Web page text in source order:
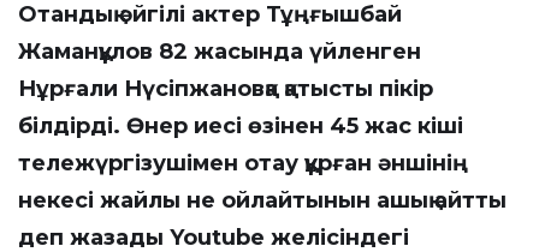
Отандық әйгілі актер Тұңғышбай
Жаманқұлов 82 жасында үйленген
Нұрғали Нүсіпжановқа қатысты пікір
білдірді. Өнер иесі өзінен 45 жас кіші
тележүргізушімен отау құрған әншінің
некесі жайлы не ойлайтынын ашық айтты
деп жазады Youtube желісіндегі